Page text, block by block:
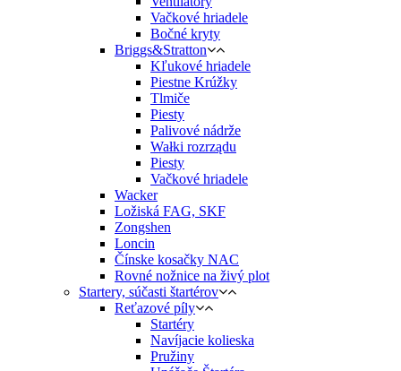
Vačkové hriadele
Bočné kryty
Briggs&Stratton
Kľukové hriadele
Piestne Krúžky
Tlmiče
Piesty
Palivové nádrže
Wałki rozrządu
Piesty
Vačkové hriadele
Wacker
Ložiská FAG, SKF
Zongshen
Loncin
Čínske kosačky NAC
Rovné nožnice na živý plot
Startery, súčasti štartérov
Reťazové píly
Startéry
Navíjacie kolieska
Pružiny